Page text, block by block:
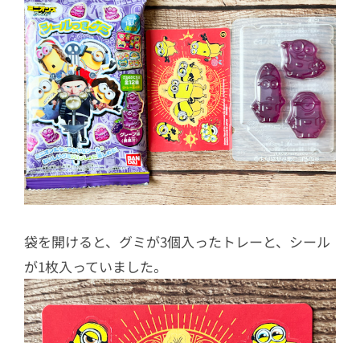
袋を開けると、グミが3個入ったトレーと、シール
が1枚入っていました。